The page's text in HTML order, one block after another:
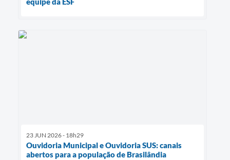
23 JUN 2026 - 18h29
Ouvidoria Municipal e Ouvidoria SUS: canais
abertos para a população de Brasilândia